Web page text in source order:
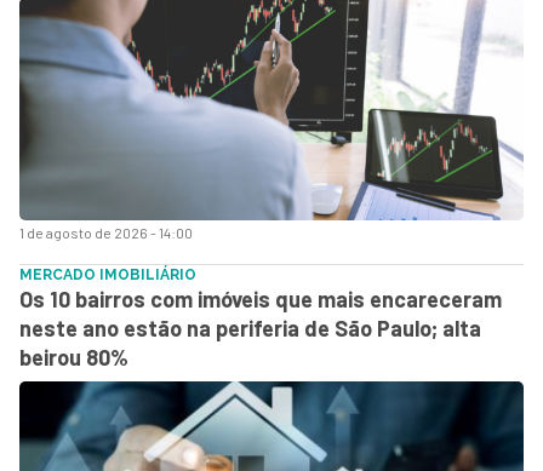
1 de agosto de 2026 - 14:00
MERCADO IMOBILIÁRIO
Os 10 bairros com imóveis que mais encareceram
neste ano estão na periferia de São Paulo; alta
beirou 80%